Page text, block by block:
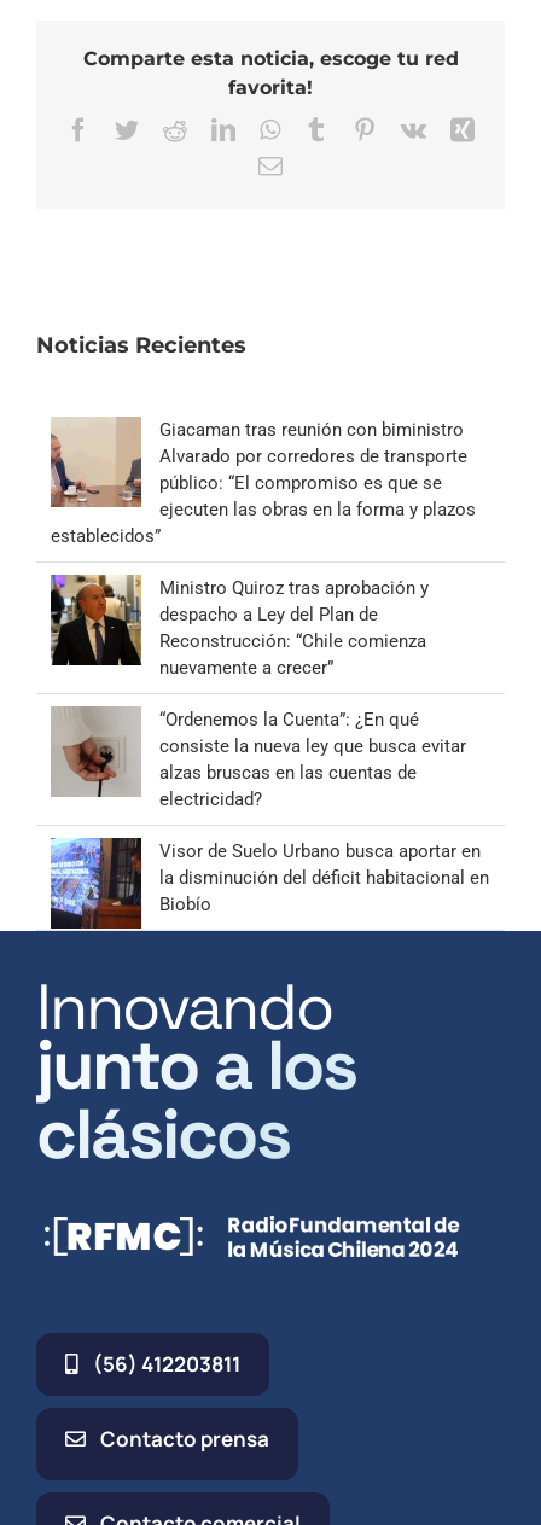
Comparte esta noticia, escoge tu red
favorita!
Facebook
TwitterRedditLinkedInWhatsApp
TumblrPinterest
Vk
Correo
Noticias Recientes
Giacaman tras reunión con biministro
Alvarado por corredores de transporte
público: “El compromiso es que se
ejecuten las obras en la forma y plazos
establecidos”
Ministro Quiroz tras aprobación y
despacho a Ley del Plan de
Reconstrucción: “Chile comienza
nuevamente a crecer”
“Ordenemos la Cuenta”: ¿En qué
consiste la nueva ley que busca evitar
alzas bruscas en las cuentas de
electricidad?
Visor de Suelo Urbano busca aportar en
la disminución del déficit habitacional en
Biobío
Innovando
junto a los
clásicos
(56) 412203811
Contacto prensa